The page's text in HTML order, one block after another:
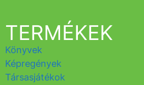
TERMÉKEK
Könyvek
Képregények
Társasjátékok